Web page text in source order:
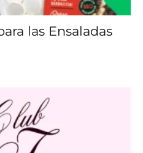
las Ensaladas